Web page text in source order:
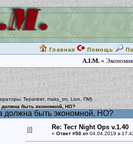
Главная Помощь
A.I.M. «
Терапевт, maks_tm, Lion ПМ)
быть экономной, НО?
должна быть экономной, НО?
Re: Тест Night Ops v.1.40
« Ответ #50 от04.04.2019 в